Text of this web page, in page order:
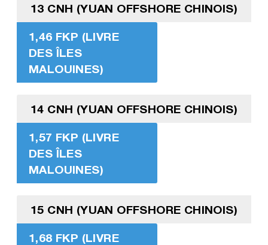
13 CNH (YUAN OFFSHORE CHINOIS)
1,46 FKP (LIVRE
DES ÎLES
MALOUINES)
14 CNH (YUAN OFFSHORE CHINOIS)
1,57 FKP (LIVRE
DES ÎLES
MALOUINES)
15 CNH (YUAN OFFSHORE CHINOIS)
1,68 FKP (LIVRE